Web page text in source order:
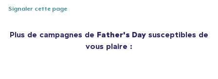
Signaler cette page
Plus de campagnes de Father's Day susceptibles de
vous plaire :